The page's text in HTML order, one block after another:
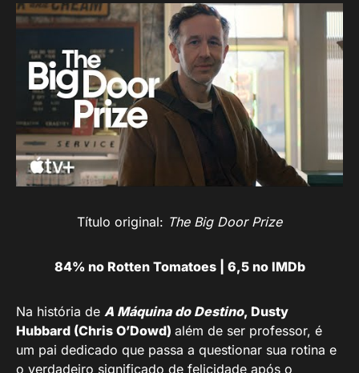
Título original: The Big Door Prize
84% no Rotten Tomatoes | 6,5 no IMDb
Na história de A Máquina do Destino, Dusty
Hubbard (Chris O’Dowd) além de ser professor, é
um pai dedicado que passa a questionar sua rotina e
o verdadeiro significado de felicidade após o